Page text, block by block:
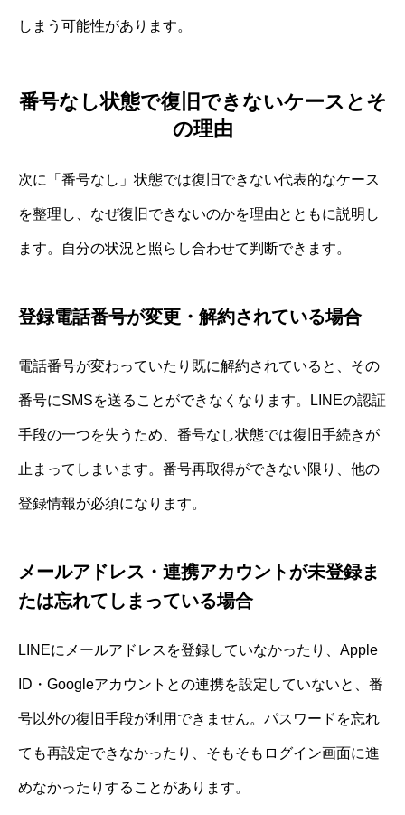
しまう可能性があります。
番号なし状態で復旧できないケースとそ
の理由
次に「番号なし」状態では復旧できない代表的なケース
を整理し、なぜ復旧できないのかを理由とともに説明し
ます。自分の状況と照らし合わせて判断できます。
登録電話番号が変更・解約されている場合
電話番号が変わっていたり既に解約されていると、その
番号にSMSを送ることができなくなります。LINEの認証
手段の一つを失うため、番号なし状態では復旧手続きが
止まってしまいます。番号再取得ができない限り、他の
登録情報が必須になります。
メールアドレス・連携アカウントが未登録ま
たは忘れてしまっている場合
LINEにメールアドレスを登録していなかったり、Apple
ID・Googleアカウントとの連携を設定していないと、番
号以外の復旧手段が利用できません。パスワードを忘れ
ても再設定できなかったり、そもそもログイン画面に進
めなかったりすることがあります。